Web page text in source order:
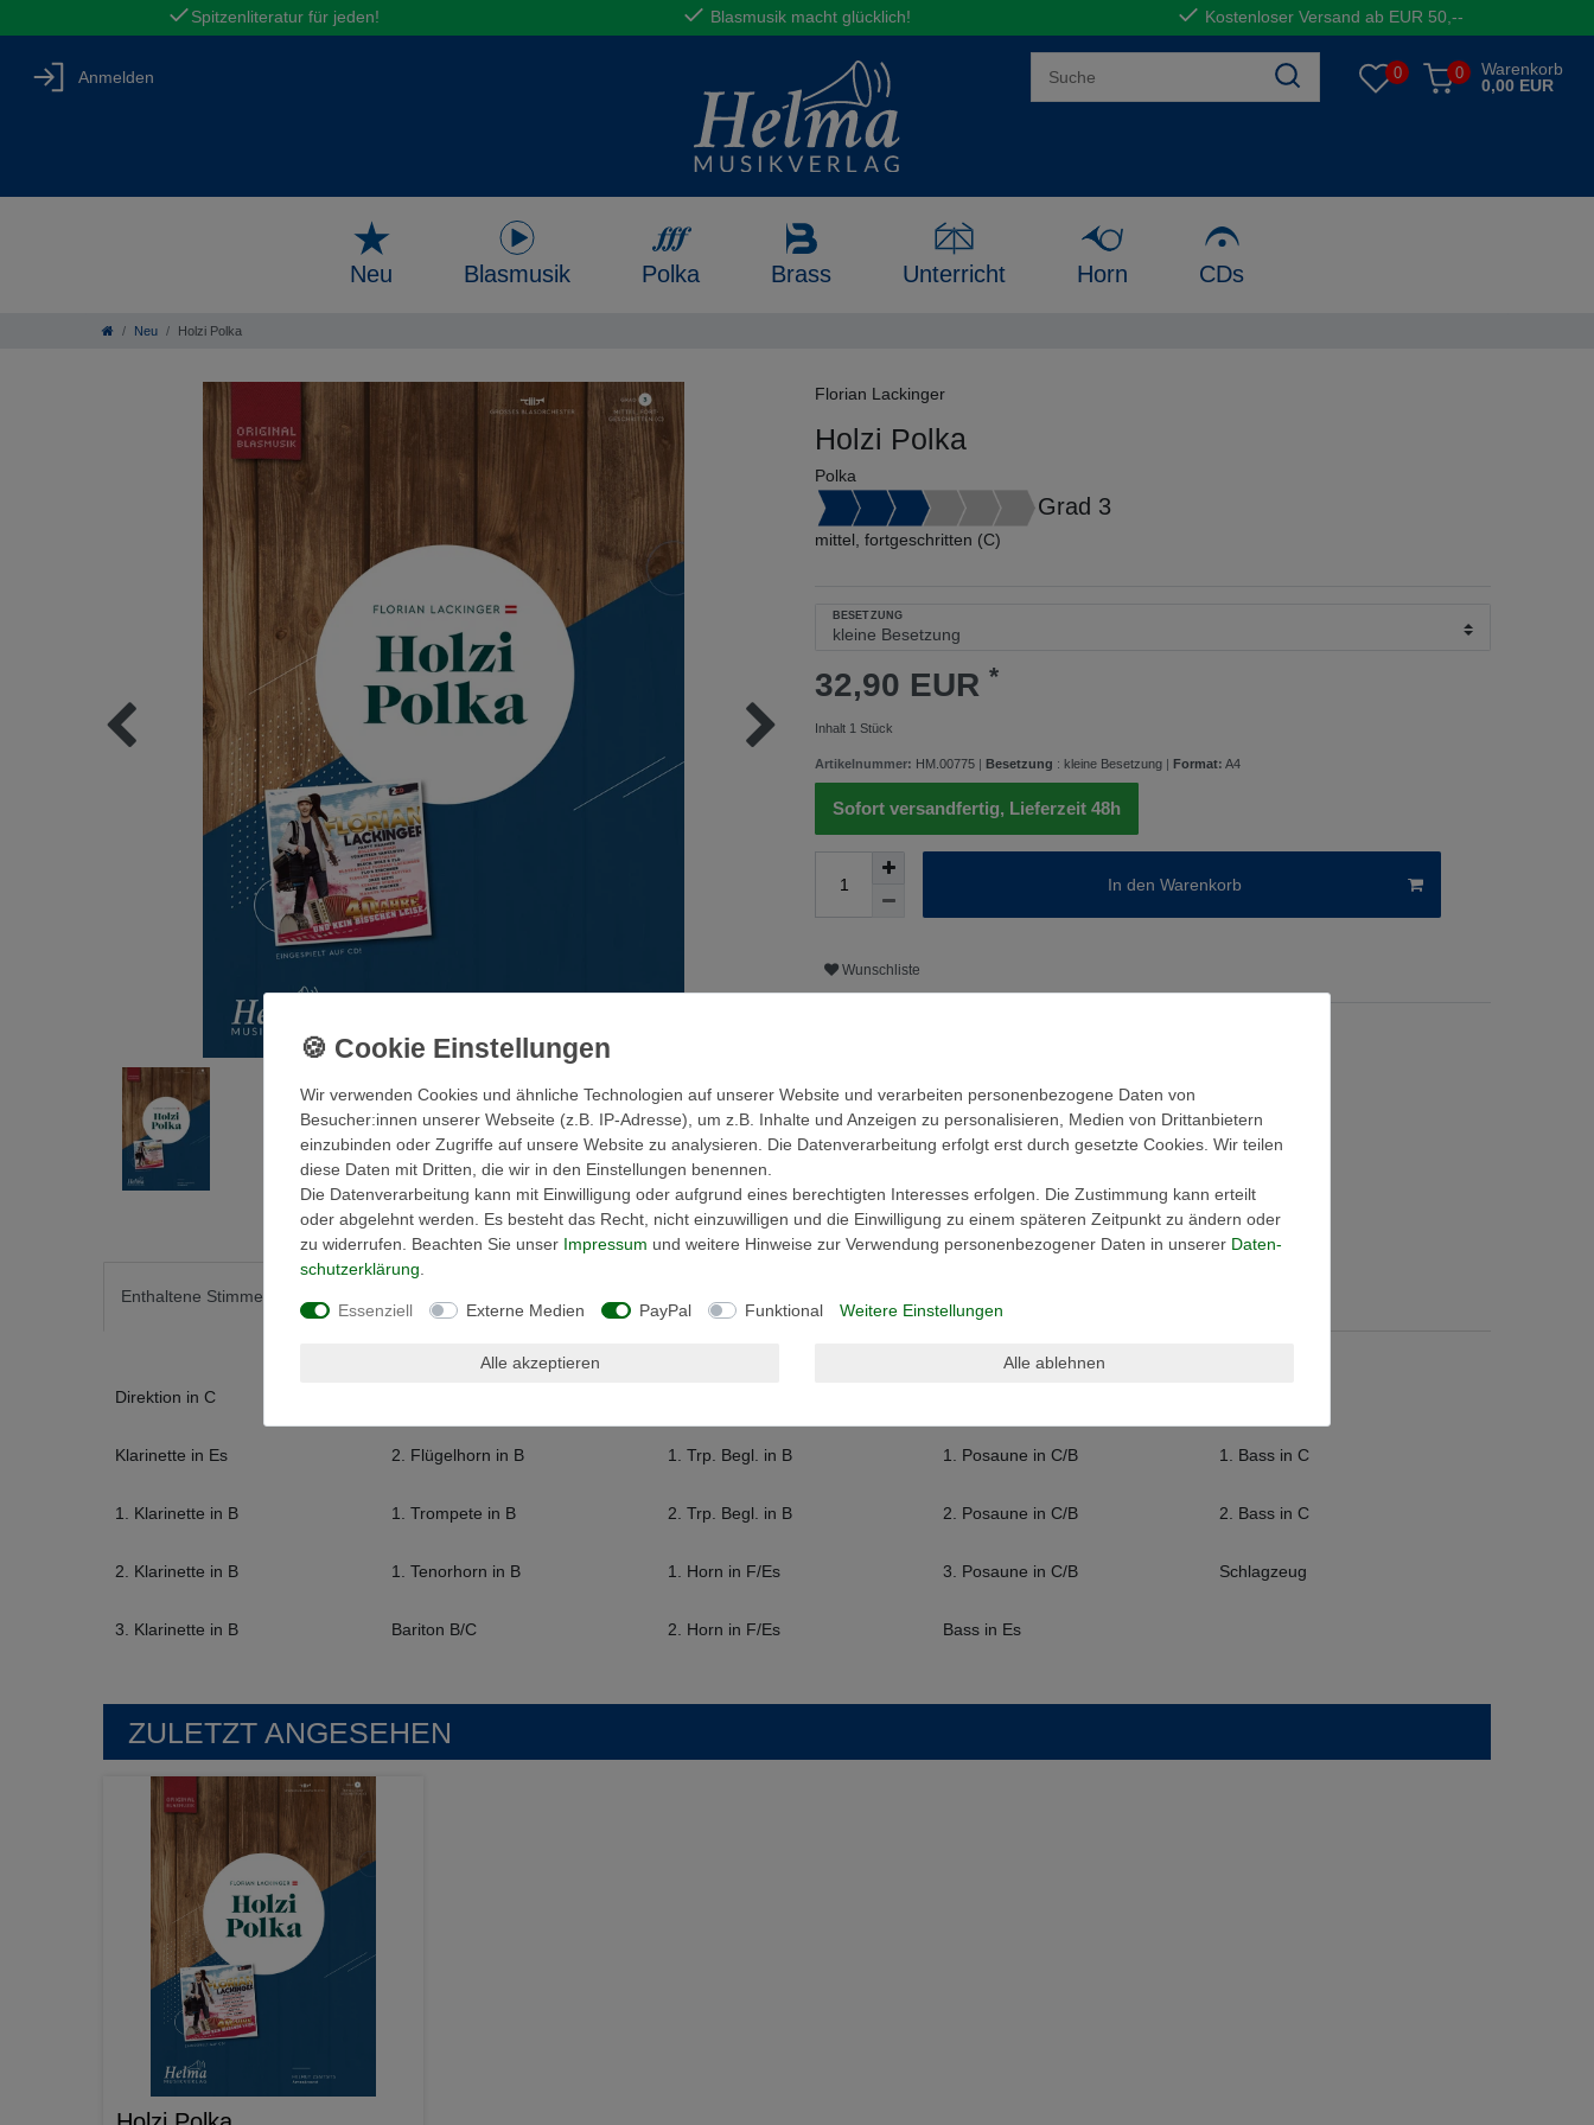
Spitzenliteratur für jeden! Blasmusik macht glücklich! Kostenloser Versand ab EUR 50,--
Anmelden 0 0
Warenkorb
0,00 EUR
Neu Blasmusik Polka Brass Unterricht Horn CDs
Neu Holzi Polka
Florian Lackinger
Holzi Polka
Polka
Grad 3
mittel, fortgeschritten (C)
BESETZUNG
32,90 EUR *
Inhalt 1 Stück
Artikelnummer: HM.00775 Besetzung : kleine Besetzung Format: A4
Sofort versandfertig, Lieferzeit 48h
In den Warenkorb
Wunschliste
Enthaltene Stimmen
Direktion in C
Klarinette in Es
1. Klarinette in B
2. Klarinette in B
3. Klarinette in B
2. Flügelhorn in B
1. Trompete in B
1. Tenorhorn in B
Bariton B/C
1. Trp. Begl. in B
2. Trp. Begl. in B
1. Horn in F/Es
2. Horn in F/Es
1. Posaune in C/B
2. Posaune in C/B
3. Posaune in C/B
Bass in Es
1. Bass in C
2. Bass in C
Schlagzeug
ZULETZT ANGESEHEN
Wir verwenden Cookies und ähnliche Technologien auf unserer Website und verarbeiten personenbezogene Daten von
Besucher:innen unserer Webseite (z.B. IP-Adresse), um z.B. Inhalte und Anzeigen zu personalisieren, Medien von Drittanbietern
einzubinden oder Zugriffe auf unsere Website zu analysieren. Die Datenverarbeitung erfolgt erst durch gesetzte Cookies. Wir teilen
diese Daten mit Dritten, die wir in den Einstellungen benennen.
Die Datenverarbeitung kann mit Einwilligung oder aufgrund eines berechtigten Interesses erfolgen. Die Zustimmung kann erteilt
oder abgelehnt werden. Es besteht das Recht, nicht einzuwilligen und die Einwilligung zu einem späteren Zeitpunkt zu ändern oder
zu widerrufen. Beachten Sie unser Impressum und weitere Hinweise zur Verwendung personenbezogener Daten in unserer Daten­
schutz­erklärung
Essenziell Externe Medien PayPal Funktional Weitere Einstellungen
Alle akzeptieren Alle ablehnen